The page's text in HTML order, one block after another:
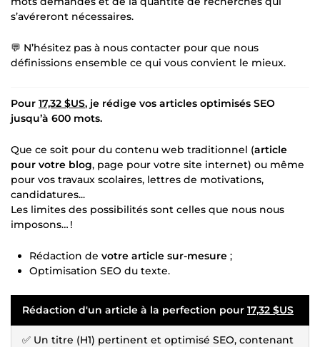
s’avéreront nécessaires.
💬 N’hésitez pas à nous contacter pour que nous
définissions ensemble ce qui vous convient le mieux.
Pour 17,32 $US, je rédige vos articles optimisés SEO
jusqu’à 600 mots.
Que ce soit pour du contenu web traditionnel (article
pour votre blog, page pour votre site internet) ou même
pour vos travaux scolaires, lettres de motivations,
candidatures...
Les limites des possibilités sont celles que nous nous
imposons… !
Rédaction de votre article sur-mesure ;
Optimisation SEO du texte.
Rédaction d'un article à la perfection pour 17,32 $US
✅ Un titre (H1) pertinent et optimisé SEO, contenant